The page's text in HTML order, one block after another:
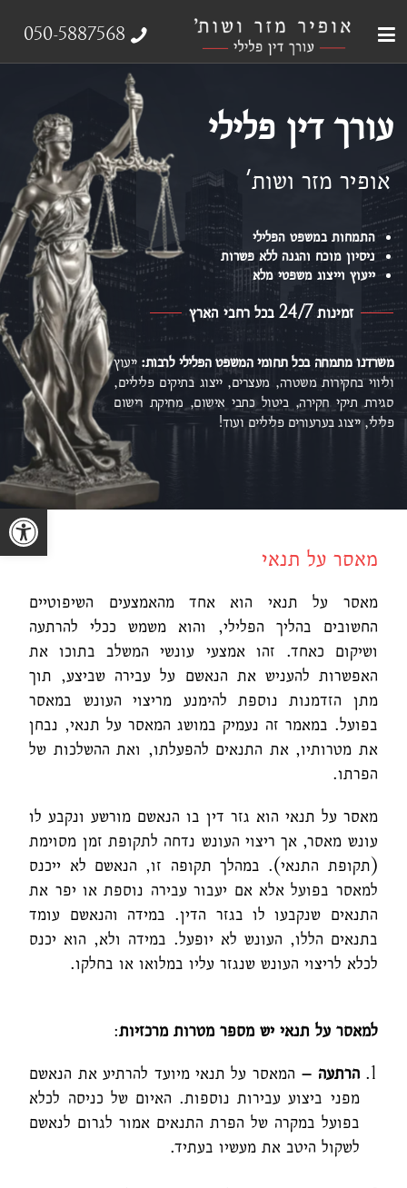
050-5887568
עורך דין פלילי
אופיר מזר ושות'
התמחות במשפט הפלילי
ניסיון מוכח והגנה ללא פשרות
ייעוץ וייצוג משפטי מלא
זמינות 24/7 בכל רחבי הארץ
משרדנו מתמחה בכל תחומי המשפט הפלילילרבות:ייעוץ
וליווי בחקירות משטרה, מעצרים, ייצוג בתיקים פליליים,
סגירת תיקי חקירה, ביטול כתבי אישום, מחיקת רישום
פלילי, ייצוג בערעורים פליליים ועוד!
מאסר על תנאי
מאסר על תנאי הוא אחד מהאמצעים השיפוטיים
החשובים בהליך הפלילי, והוא משמש ככלי להרתעה
ושיקום כאחד. זהו אמצעי עונשי המשלב בתוכו את
האפשרות להעניש את הנאשם על עבירה שביצע, תוך
מתן הזדמנות נוספת להימנע מריצוי העונש במאסר
בפועל. במאמר זה נעמיק במושג המאסר על תנאי, נבחן
את מטרותיו, את התנאים להפעלתו, ואת ההשלכות של
הפרתו.
מאסר על תנאי הוא גזר דין בו הנאשם מורשע ונקבע לו
עונש מאסר, אך ריצוי העונש נדחה לתקופת זמן מסוימת
(תקופת התנאי). במהלך תקופה זו, הנאשם לא ייכנס
למאסר בפועל אלא אם יעבור עבירה נוספת או יפר את
התנאים שנקבעו לו בגזר הדין. במידה והנאשם עומד
בתנאים הללו, העונש לא יופעל. במידה ולא, הוא יכנס
לכלא לריצוי העונש שנגזר עליו במלואו או בחלקו.
למאסר על תנאי יש מספר מטרות מרכזיות:
הרתעה – המאסר על תנאי מיועד להרתיע את הנאשם
מפני ביצוע עבירות נוספות. האיום של כניסה לכלא
בפועל במקרה של הפרת התנאים אמור לגרום לנאשם
לשקול היטב את מעשיו בעתיד.
פתח סרגל נגישות